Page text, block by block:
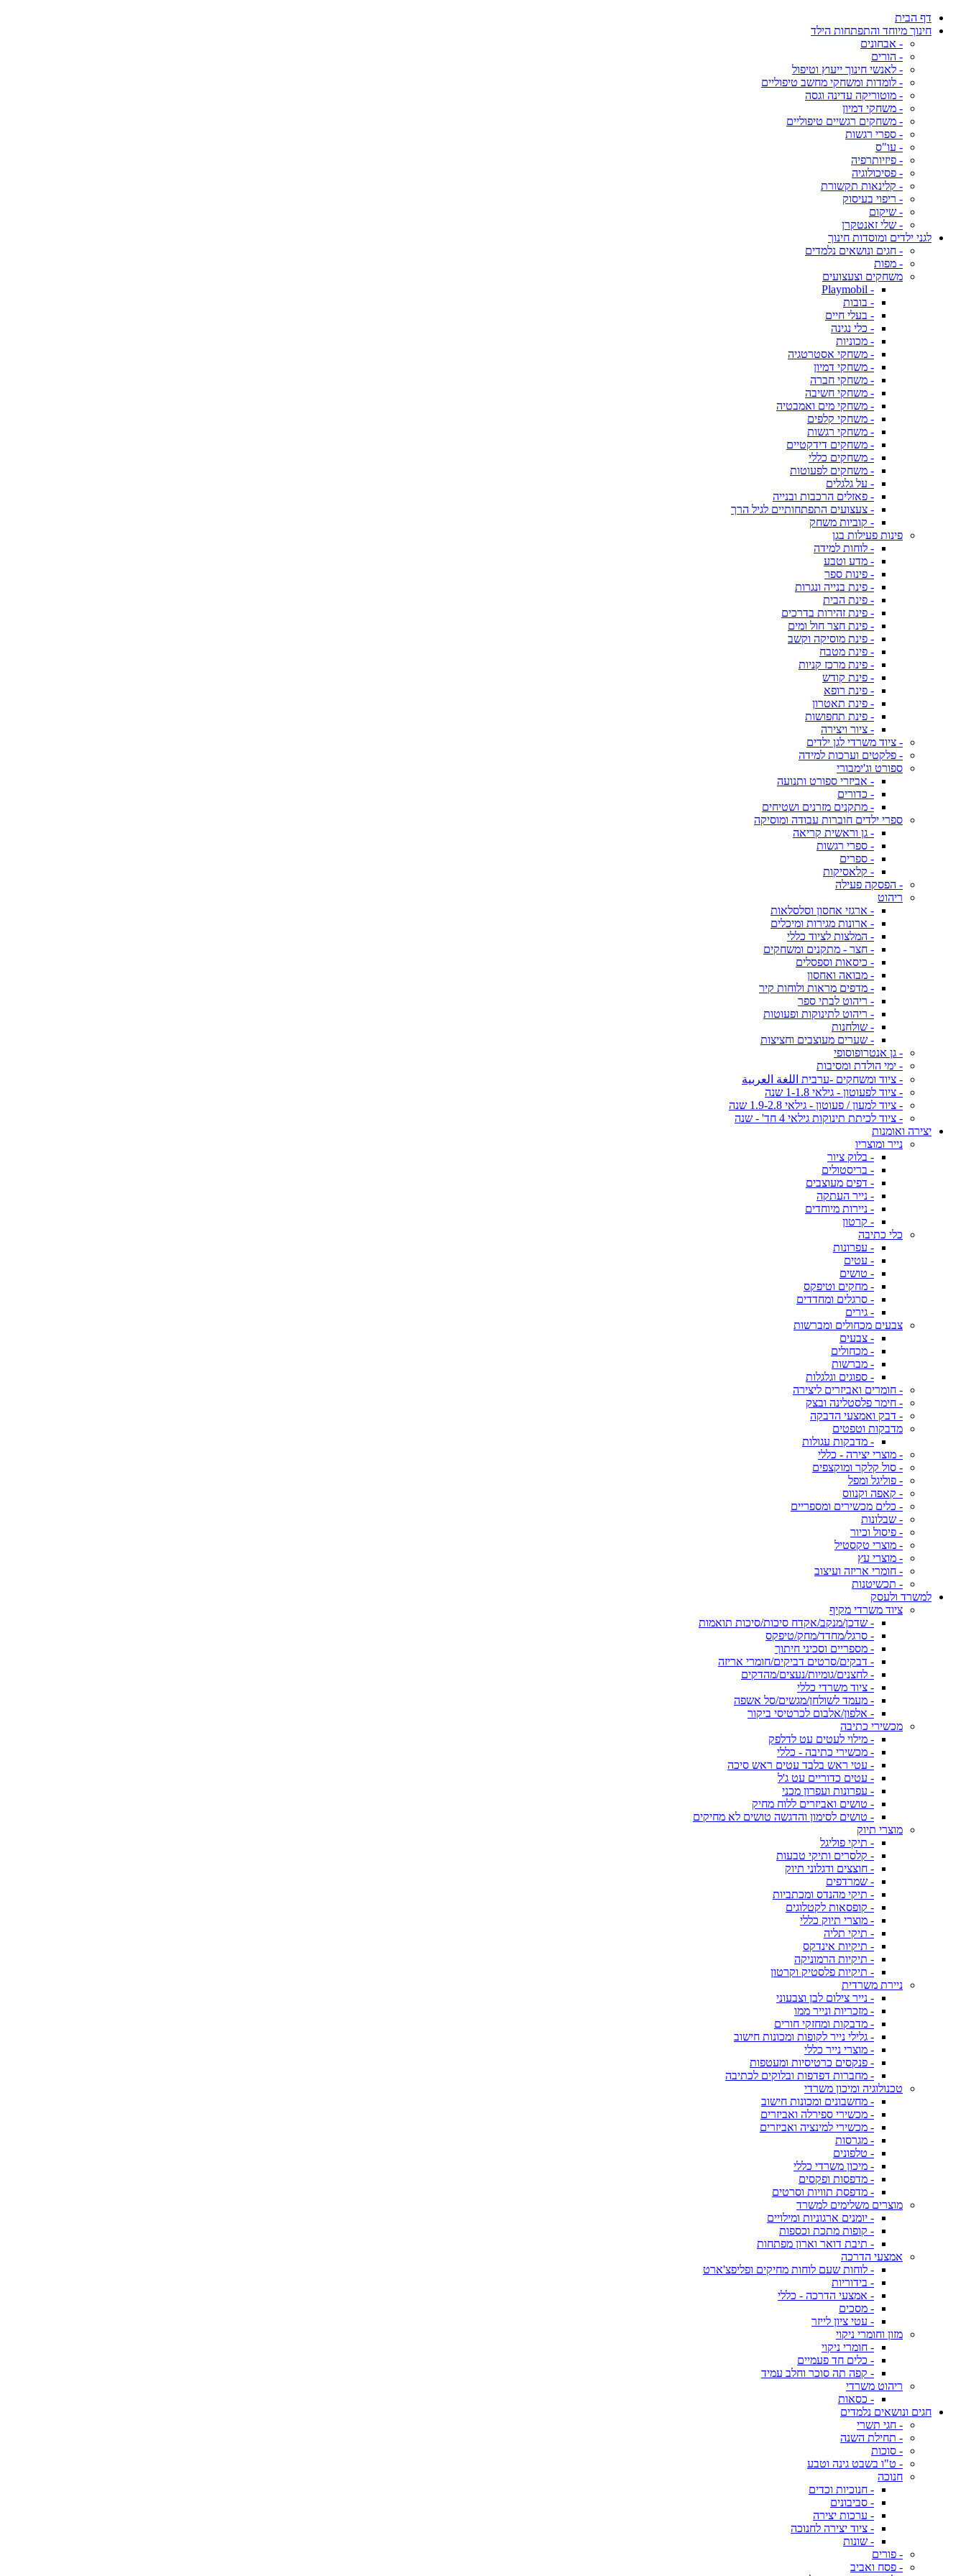
דף הבית
חינוך מיוחד והתפתחות הילד
- אבחונים
- הורים
- לאנשי חינוך ייעוץ וטיפול
- לומדות ומשחקי מחשב טיפוליים
- מוטוריקה עדינה וגסה
- משחקי דמיון
- משחקים רגשיים טיפוליים
- ספרי רגשות
- עו"ס
- פיזיותרפיה
- פסיכולוגיה
- קלינאות תקשורת
- ריפוי בעיסוק
- שיקום
- שלי זאנטקרן
לגני ילדים ומוסדות חינוך
- חגים ונושאים נלמדים
- מפות
משחקים וצעצועים
- Playmobil
- בובות
- בעלי חיים
- כלי נגינה
- מכוניות
- משחקי אסטרטגיה
- משחקי דמיון
- משחקי חברה
- משחקי חשיבה
- משחקי מים ואמבטיה
- משחקי קלפים
- משחקי רגשות
- משחקים דידקטיים
- משחקים כללי
- משחקים לפעוטות
- על גלגלים
- פאזלים הרכבות ובנייה
- צעצועים התפתחותיים לגיל הרך
- קוביות משחק
פינות פעילות בגן
- לוחות למידה
- מדע וטבע
- פינות ספר
- פינת בנייה ונגרות
- פינת הבית
- פינת זהירות בדרכים
- פינת חצר חול ומים
- פינת מוסיקה וקשב
- פינת מטבח
- פינת מרכז קניות
- פינת קודש
- פינת רופא
- פינת תאטרון
- פינת תחפושות
- ציור ויצירה
- ציוד משרדי לגן ילדים
- פלקטים וערכות למידה
ספורט וג'ימבורי
- אביזרי ספורט ותנועה
- כדורים
- מתקנים מזרנים ושטיחים
ספרי ילדים חוברות עבודה ומוסיקה
- גן וראשית קריאה
- ספרי רגשות
- ספרים
- קלאסיקות
- הפסקה פעילה
ריהוט
- ארגזי אחסון וסלסלאות
- ארונות מגירות ומיכלים
- המלצות לציוד כללי
- חצר - מתקנים ומשחקים
- כיסאות וספסלים
- מבואה ואחסון
- מדפים מראות ולוחות קיר
- ריהוט לבתי ספר
- ריהוט לתינוקות ופעוטות
- שולחנות
- שערים מעוצבים וחציצות
- גן אנטרופוסופי
- ימי הולדת ומסיבות
- ציוד ומשחקים -ערבית اللغة العربية
- ציוד לפעוטון - גילאי 1-1.8 שנה
- ציוד למעון / פעוטון - גילאי 1.9-2.8 שנה
- ציוד לכיתת תינוקות גילאי 4 חד' - שנה
יצירה ואומנות
נייר ומוצריו
- בלוק ציור
- בריסטולים
- דפים מעוצבים
- נייר העתקה
- ניירות מיוחדים
- קרטון
כלי כתיבה
- עפרונות
- עטים
- טושים
- מחקים וטיפקס
- סרגלים ומחדדים
- גירים
צבעים מכחולים ומברשות
- צבעים
- מכחולים
- מברשות
- ספוגים וגלגלות
- חומרים ואביזרים ליצירה
- חימר פלסטלינה ובצק
- דבק ואמצעי הדבקה
מדבקות וטפטים
- מדבקות עגולות
- מוצרי יצירה - כללי
- סול קלקר ומוקצפים
- פוליגל ומפל
- קאפה וקנווס
- כלים מכשירים ומספריים
- שבלונות
- פיסול וכיור
- מוצרי טקסטיל
- מוצרי עץ
- חומרי אריזה ועיצוב
- תכשיטנות
למשרד ולעסק
ציוד משרדי מקיף
- שדכן/מנקב/אקדח סיכות/סיכות תואמות
- סרגל/מחדד/מחק/טיפקס
- מספריים וסכיני חיתוך
- דבקים/סרטים דביקים/חומרי אריזה
- לחצנים/גומיות/נעצים/מהדקים
- ציוד משרדי כללי
- מעמד לשולחן/מגשים/סל אשפה
- אלפון/אלבום לכרטיסי ביקור
מכשירי כתיבה
- מילוי לעטים עט לדלפק
- מכשירי כתיבה - כללי
- עטי ראש בלבד עטים ראש סיכה
- עטים כדוריים עט ג'ל
- עפרונות ועפרון מכני
- טושים ואביזרים ללוח מחיק
- טושים לסימון והדגשה טושים לא מחיקים
מוצרי תיוק
- תיקי פוליגל
- קלסרים ותיקי טבעות
- חוצצים ודגלוני תיוק
- שמרדפים
- תיקי מהנדס ומכתביות
- קופסאות לקטלוגים
- מוצרי תיוק כללי
- תיקי תליה
- תיקיות אינדקס
- תיקיות הרמוניקה
- תיקיות פלסטיק וקרטון
ניירת משרדית
- נייר צילום לבן וצבעוני
- מזכריות ונייר ממו
- מדבקות ומחזקי חורים
- גלילי נייר לקופות ומכונות חישוב
- מוצרי נייר כללי
- פנקסים כרטיסיות ומעטפות
- מחברות דפדפות ובלוקים לכתיבה
טכנולוגיה ומיכון משרדי
- מחשבונים ומכונות חישוב
- מכשירי ספירלה ואביזרים
- מכשירי למינציה ואביזרים
- מגרסות
- טלפונים
- מיכון משרדי כללי
- מדפסות ופקסים
- מדפסת תוויות וסרטים
מוצרים משלימים למשרד
- יומנים ארגוניות ומילויים
- קופות מתכת וכספות
- תיבת דואר וארון מפתחות
אמצעי הדרכה
- לוחות שעם לוחות מחיקים ופליפצ'ארט
- בידוריות
- אמצעי הדרכה - כללי
- מסכים
- עטי ציון לייזר
מזון וחומרי ניקוי
- חומרי ניקוי
- כלים חד פעמיים
- קפה תה סוכר וחלב עמיד
ריהוט משרדי
- כסאות
חגים ונושאים נלמדים
- חגי תשרי
- תחילת השנה
- סוכות
- ט"ו בשבט גינה וטבע
חנוכה
- חנוכיות וכדים
- סביבונים
- ערכות יצירה
- ציוד יצירה לחנוכה
- שונות
- פורים
- פסח ואביב